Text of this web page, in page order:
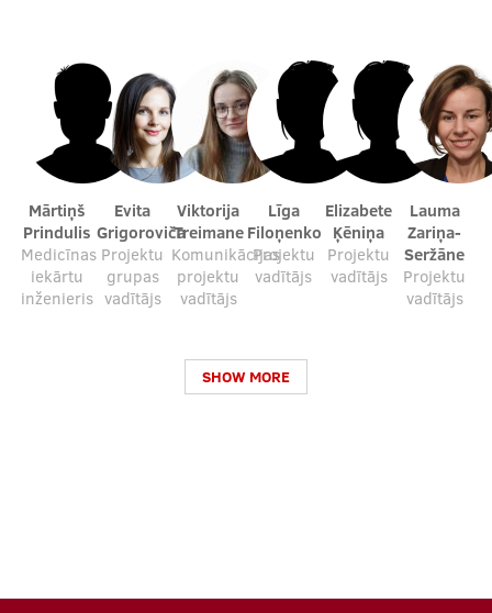
Mārtiņš
Prindulis
Medicīnas
iekārtu
inženieris
Evita
Grigoroviča
Projektu
grupas
vadītājs
Viktorija
Treimane
Komunikācijas
projektu
vadītājs
Līga
Filoņenko
Projektu
vadītājs
Elizabete
Ķēniņa
Projektu
vadītājs
Lauma
Zariņa-
Seržāne
Projektu
vadītājs
SHOW MORE